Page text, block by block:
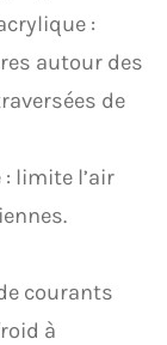
:
autour des
de
limite l’air
courants
à